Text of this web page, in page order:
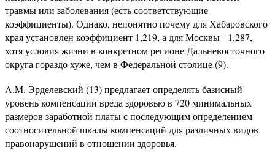
травмы или заболевания (есть соответствующие
коэффициенты). Однако, непонятно почему для Хабаровского
края установлен коэффициент 1,219, а для Москвы - 1,287,
хотя условия жизни в конкретном регионе Дальневосточного
округа гораздо хуже, чем в Федеральной столице (9).
A.M. Эрделевский (13) предлагает определять базисный
уровень компенсации вреда здоровью в 720 минимальных
размеров заработной платы с последующим определением
соотносительной шкалы компенсаций для различных видов
правонарушений в отношении здоровья.